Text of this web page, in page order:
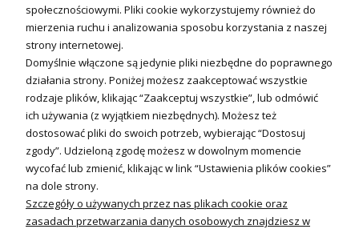
Sterowniki i regulatory
Nagrzewnice i kurtyny
Kuchnia i Wentylacja
Kuchnia
Zlewozmywaki
Baterie kuchenne
Młynki do odpadów
Wentylacja i Informacje
społecznościowymi. Pliki cookie wykorzystujemy również do
mierzenia ruchu i analizowania sposobu korzystania z naszej
strony internetowej.
Domyślnie włączone są jedynie pliki niezbędne do poprawnego
działania strony. Poniżej możesz zaakceptować wszystkie
rodzaje plików, klikając “Zaakceptuj wszystkie”, lub odmówić
ich używania (z wyjątkiem niezbędnych). Możesz też
dostosować pliki do swoich potrzeb, wybierając “Dostosuj
zgody”. Udzieloną zgodę możesz w dowolnym momencie
wycofać lub zmienić, klikając w link “Ustawienia plików cookies”
na dole strony.
Szczegóły o używanych przez nas plikach cookie oraz
zasadach przetwarzania danych osobowych znajdziesz w